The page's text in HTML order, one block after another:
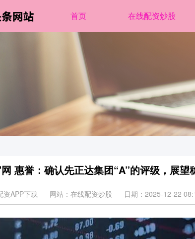
首页 在线配资炒股
惠誉：确认先正达集团“A”的评级，展望
资APP下载 网站：在线配资炒股 日期：2025-12-22